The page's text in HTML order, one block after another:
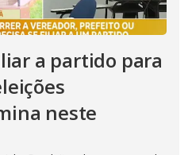
a partido para
neste